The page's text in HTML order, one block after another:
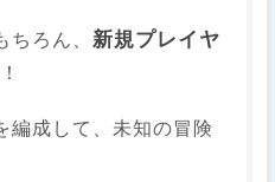
ちろん、新規プレイヤ
編成して、未知の冒険